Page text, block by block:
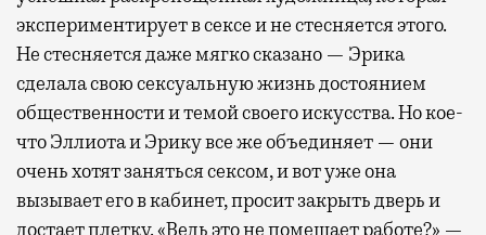
экспериментирует в сексе и не стесняется этого.
Не стесняется даже мягко сказано — Эрика
сделала свою сексуальную жизнь достоянием
общественности и темой своего искусства. Но кое-
что Эллиота и Эрику все же объединяет — они
очень хотят заняться сексом, и вот уже она
вызывает его в кабинет, просит закрыть дверь и
достает плетку. «Ведь это не помешает работе?» —